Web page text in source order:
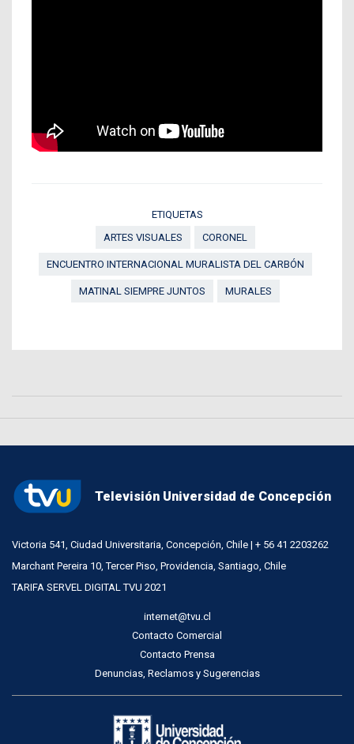
ETIQUETAS
ARTES VISUALES
CORONEL
ENCUENTRO INTERNACIONAL MURALISTA DEL CARBÓN
MATINAL SIEMPRE JUNTOS MURALES
Televisión Universidad de Concepción
Victoria 541, Ciudad Universitaria, Concepción, Chile | + 56 41 2203262
Marchant Pereira 10, Tercer Piso, Providencia, Santiago, Chile
TARIFA SERVEL DIGITAL TVU 2021
internet@tvu.cl
Contacto Comercial
Contacto Prensa
Denuncias, Reclamos y Sugerencias